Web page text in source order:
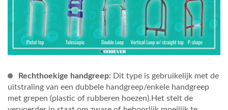
Rechthoekige handgreep: Dit type is gebruikelijk met de
uitstraling van een dubbele handgreep/enkele handgreep
met grepen (plastic of rubberen hoezen).Het stelt de